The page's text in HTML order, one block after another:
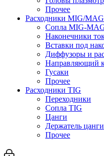
Прочее
Расходники MIG/MAG
Сопла MIG-
Наконечники
Вставки под
Диффузоры и
Направляющий
Гусаки
Прочее
Расходники TIG
Переходники
Сопла TIG
Цанги
Держатель цанги
Прочее